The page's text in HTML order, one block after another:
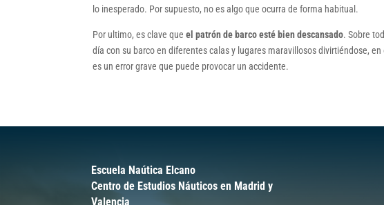
lo inesperado. Por supuesto, no es algo que ocurra de forma habitual.
Por ultimo, es clave queel patrón de barco esté bien descansado. Sobre
día con su barco en diferentes calas y lugares maravillosos divirtiéndose,
es un error grave que puede provocar un accidente.
Escuela Naútica Elcano
Centro de Estudios Náuticos en Madrid y
Valencia